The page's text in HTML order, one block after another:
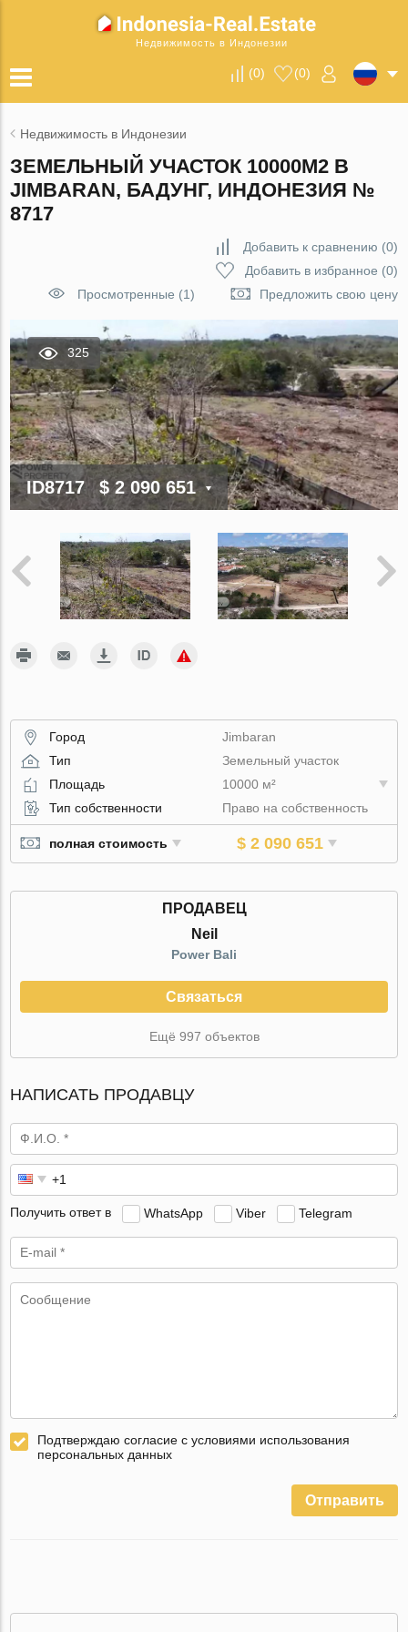
Недвижимость в Индонезии
(0) (0)
Недвижимость в Индонезии
ЗЕМЕЛЬНЫЙ УЧАСТОК 10000М2 В
JIMBARAN, БАДУНГ, ИНДОНЕЗИЯ №
8717
Добавить к сравнению (0)
Добавить в избранное (0)
Просмотренные (1)
Предложить свою цену
325
ID8717 $ 2 090 651
Город
Jimbaran
Тип
Земельный участок
Площадь
10000 м²
Тип собственности
Право на собственность
полная стоимость $ 2 090 651
ПРОДАВЕЦ
Neil
Power Bali
Связаться
Ещё 997 объектов
НАПИСАТЬ ПРОДАВЦУ
Получить ответ в WhatsApp Viber Telegram
Подтверждаю согласие с условиями использования
персональных данных
Отправить